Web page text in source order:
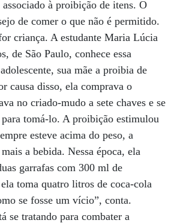
à proibição de itens. O
de comer o que não é permitido.
criança. A estudante Maria Lúcia
de São Paulo, conhece essa
sua mãe a proibia de
causa disso, ela comprava o
no criado-mudo a sete chaves e se
tomá-lo. A proibição estimulou
esteve acima do peso, a
a bebida. Nessa época, ela
garrafas com 300 ml de
toma quatro litros de coca-cola
se fosse um vício”, conta.
se tratando para combater a